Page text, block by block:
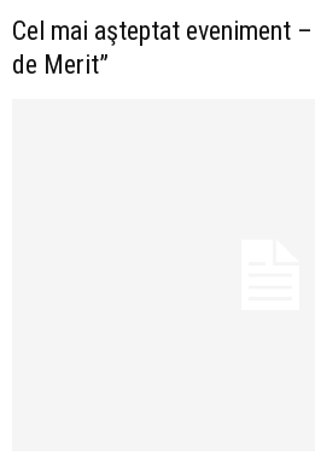
Cel mai aşteptat eveniment
de Merit”